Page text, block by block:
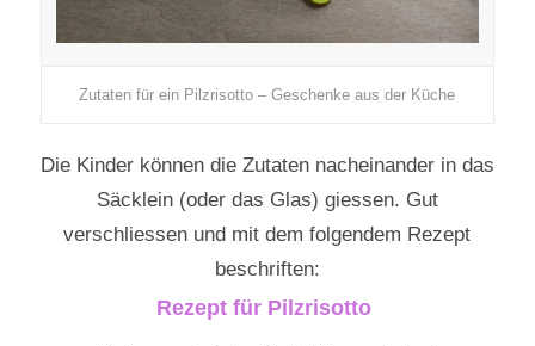
Zutaten für ein Pilzrisotto – Geschenke aus der Küche
Die Kinder können die Zutaten nacheinander in das
Säcklein (oder das Glas) giessen. Gut
verschliessen und mit dem folgendem Rezept
beschriften:
Rezept für Pilzrisotto